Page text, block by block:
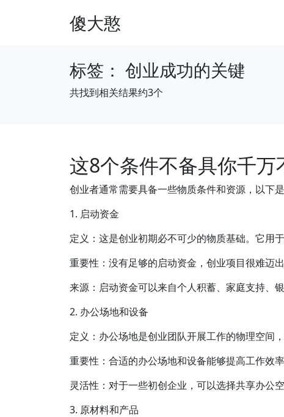
傻大憨
标签： 创业成功的关键
共找到相关结果约3个
这8个条件不备具你千万
创业者通常需要具备一些物质条件和资源，以下
1. 启动资金
定义：这是创业初期必不可少的物质基础。它用
重要性：没有足够的启动资金，创业项目很难迈
来源：启动资金可以来自个人积蓄、家庭支持、
2. 办公场地和设备
定义：办公场地是创业团队开展工作的物理空间
重要性：合适的办公场地和设备能够提高工作效
灵活性：对于一些初创企业，可以选择共享办公
3. 原材料和产品